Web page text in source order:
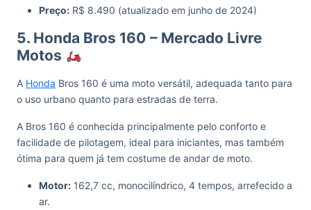
Preço: R$ 8.490 (atualizado em junho de 2024)
5. Honda Bros 160 – Mercado Livre
Motos
A Honda Bros 160 é uma moto versátil, adequada tanto para
o uso urbano quanto para estradas de terra.
A Bros 160 é conhecida principalmente pelo conforto e
facilidade de pilotagem, ideal para iniciantes, mas também
ótima para quem já tem costume de andar de moto.
Motor: 162,7 cc, monocilíndrico, 4 tempos, arrefecido a
ar.